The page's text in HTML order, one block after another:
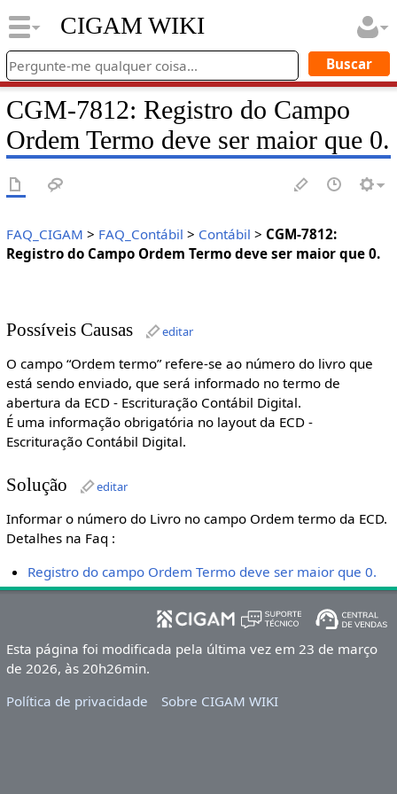
CIGAM WIKI
CGM-7812: Registro do Campo
Ordem Termo deve ser maior que 0.
FAQ_CIGAM > FAQ_Contábil > Contábil > CGM-7812:
Registro do Campo Ordem Termo deve ser maior que 0.
Possíveis Causas editar
O campo “Ordem termo” refere-se ao número do livro que
está sendo enviado, que será informado no termo de
abertura da ECD - Escrituração Contábil Digital.
É uma informação obrigatória no layout da ECD -
Escrituração Contábil Digital.
Solução editar
Informar o número do Livro no campo Ordem termo da ECD.
Detalhes na Faq :
Registro do campo Ordem Termo deve ser maior que 0.
Esta página foi modificada pela última vez em 23 de março
de 2026, às 20h26min.
Política de privacidade
Sobre CIGAM WIKI